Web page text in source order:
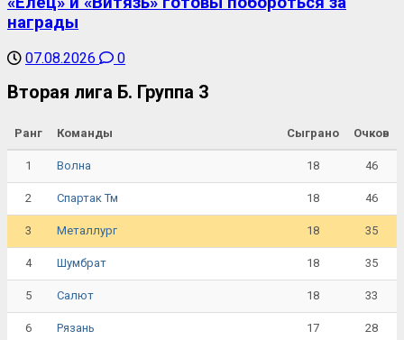
награды
07.08.2026 0
Вторая лига Б. Группа 3
Ранг Команды Сыграно Очков
1 Волна 18 46
2 Спартак Тм 18 46
3 Металлург 18 35
4 Шумбрат 18 35
5 Салют 18 33
6 Рязань 17 28